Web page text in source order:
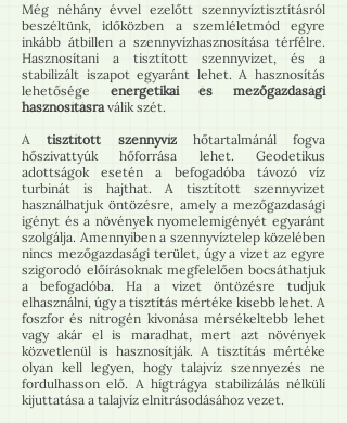
Még néhány évvel ezelőtt szennyvíztisztításról
beszéltünk, időközben a szemléletmód egyre
inkább átbillen a szennyvízhasznosítása térfélre.
Hasznosítani a tisztított szennyvizet, és a
stabilizált iszapot egyaránt lehet. A hasznosítás
lehetősége energetikai és mezőgazdasági
hasznosításraválik szét.
Atisztított szennyvíz hőtartalmánál fogva
hőszivattyúk hőforrása lehet. Geodetikus
adottságok esetén a befogadóba távozó víz
turbinát is hajthat. A tisztított szennyvizet
használhatjuk öntözésre, amely a mezőgazdasági
igényt és a növények nyomelemigényét egyaránt
szolgálja. Amennyiben a szennyvíztelep közelében
nincs mezőgazdasági terület, úgy a vizet az egyre
szigorodó előírásoknak megfelelően bocsáthatjuk
a befogadóba. Ha a vizet öntözésre tudjuk
elhasználni, úgy a tisztítás mértéke kisebb lehet. A
foszfor és nitrogén kivonása mérsékeltebb lehet
vagy akár el is maradhat, mert azt növények
közvetlenül is hasznosítják. A tisztítás mértéke
olyan kell legyen, hogy talajvíz szennyezés ne
fordulhasson elő. A hígtrágya stabilizálás nélküli
kijuttatása a talajvíz elnitrásodásához vezet.